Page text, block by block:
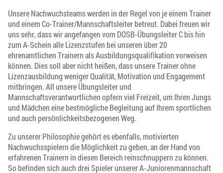
Unsere Nachwuchsteams werden in der Regel von je einem Trainer
und einem Co-Trainer/Mannschaftsleiter betreut. Dabei freuen wir
uns sehr, dass wir angefangen vom DOSB-Übungsleiter C bis hin
zum A-Schein alle Lizenzstufen bei unseren über 20
ehrenamtlichen Trainern als Ausbildungsqualifikation vorweisen
können. Dies soll aber nicht heißen, dass unsere Trainer ohne
Lizenzausbildung weniger Qualität, Motivation und Engagement
mitbringen. All unsere Übungsleiter und
Mannschaftsverantwortlichen opfern viel Freizeit, um Ihren Jungs
und Mädchen eine bestmögliche Begleitung auf Ihrem sportlichen
und auch persönlichkeitsbezogenen Weg.
Zu unserer Philosophie gehört es ebenfalls, motivierten
Nachwuchsspielern die Möglichkeit zu geben, an der Hand von
erfahrenen Trainern in diesen Bereich reinschnuppern zu können.
So befinden sich auch drei Spieler unserer A-Juniorenmannschaft